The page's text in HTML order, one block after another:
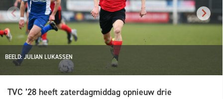
BEELD: JULIAN LUKASSEN
TVC ’28 heeft zaterdagmiddag opnieuw drie